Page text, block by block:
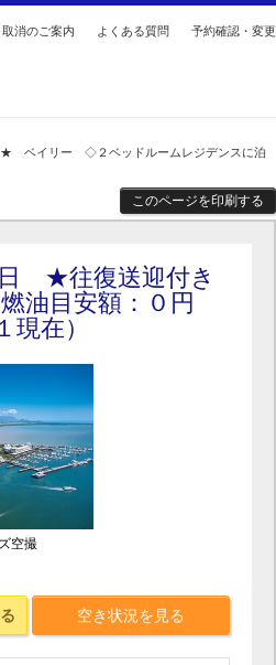
消のご案内 よくある質問 予約確認・変更
ベイリー ◇２ベッドルームレジデンスに泊
このページを印刷する
日 ★往復送迎付き
油目安額：０円
在）
空撮
空き状況を見る